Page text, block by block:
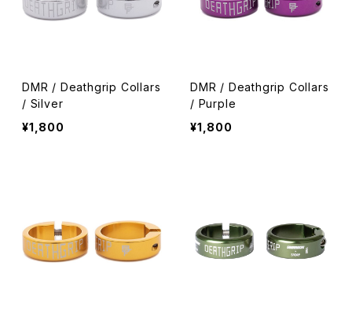
DMR / Deathgrip Collars
/ Silver
¥1,800
DMR / Deathgrip Collars
/ Purple
¥1,800